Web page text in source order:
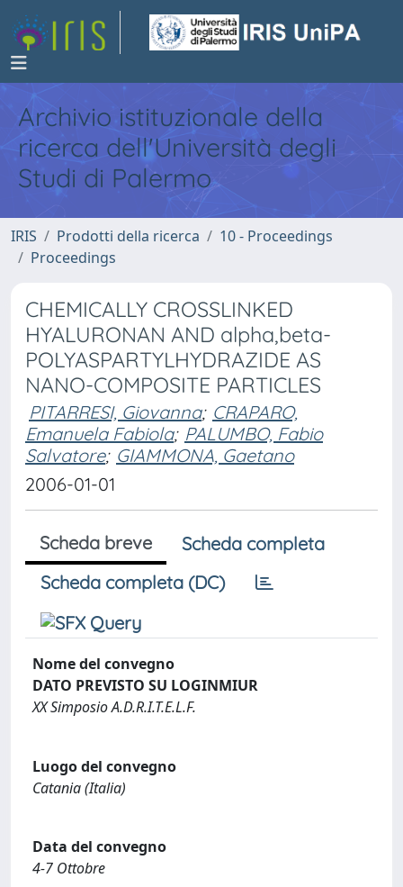
Archivio istituzionale della
ricerca dell'Università degli
Studi di Palermo
IRIS Prodotti della ricerca
10 - Proceedings
Proceedings
CHEMICALLY CROSSLINKED
HYALURONAN AND alpha,beta-
POLYASPARTYLHYDRAZIDE AS
NANO-COMPOSITE PARTICLES
PITARRESI, Giovanna; CRAPARO,
Emanuela Fabiola; PALUMBO, Fabio
Salvatore; GIAMMONA, Gaetano
2006-01-01
Scheda breve
Scheda completa
Scheda completa (DC)
Nome del convegno
DATO PREVISTO SU LOGINMIUR
XX Simposio A.D.R.I.T.E.L.F.
Luogo del convegno
Catania (Italia)
Data del convegno
4-7 Ottobre